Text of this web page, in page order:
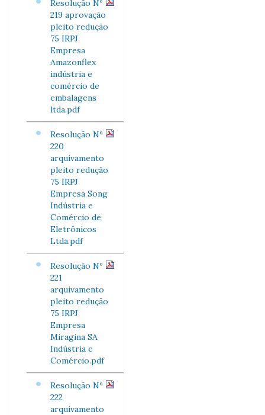
Resolução Nº
219 aprovação
pleito redução
75 IRPJ
Empresa
Amazonflex
indústria e
comércio de
embalagens
ltda.pdf
Resolução Nº
220
arquivamento
pleito redução
75 IRPJ
Empresa Song
Indústria e
Comércio de
Eletrônicos
Ltda.pdf
Resolução Nº
221
arquivamento
pleito redução
75 IRPJ
Empresa
Miragina SA
Indústria e
Comércio.pdf
Resolução Nº
222
arquivamento